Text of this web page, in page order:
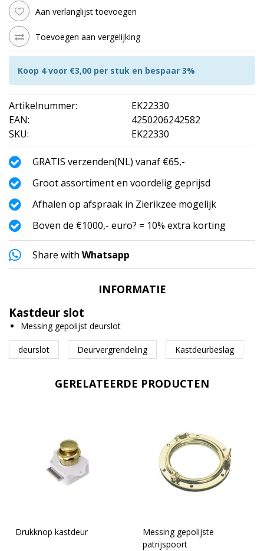
Aan verlanglijst toevoegen
Toevoegen aan vergelijking
Koop 4 voor €3,00 per stuk en bespaar 3%
Artikelnummer:
EK22330
EAN:
4250206242582
SKU:
EK22330
GRATIS verzenden(NL) vanaf €65,-
Groot assortiment en voordelig geprijsd
Afhalen op afspraak in Zierikzee mogelijk
Boven de €1000,- euro? = 10% extra korting
Share with Whatsapp
INFORMATIE
Kastdeur slot
Messing gepolijst deurslot
deurslot Deurvergrendeling Kastdeurbeslag
GERELATEERDE PRODUCTEN
Drukknop kastdeur
Messing gepolijste
patrijspoort